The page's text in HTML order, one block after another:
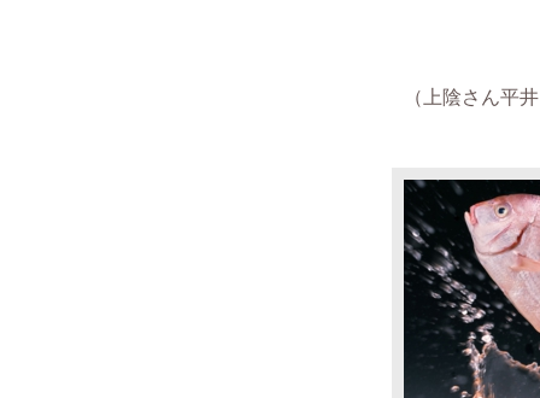
（ 上陰さん平